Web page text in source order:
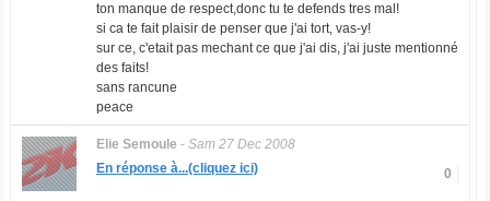
ton manque de respect,donc tu te defends tres mal!
si ca te fait plaisir de penser que j'ai tort, vas-y!
sur ce, c'etait pas mechant ce que j'ai dis, j'ai juste mentionné
des faits!
sans rancune
peace
Elie Semoule - Sam 27 Dec 2008
0
En réponse à...(cliquez ici)